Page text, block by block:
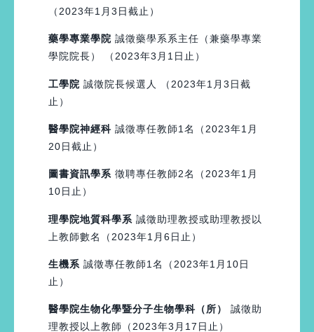
（2023年1月3日截止）
藥學專業學院 誠徵藥學系系主任（兼藥學專業
學院院長） （2023年3月1日止）
工學院 誠徵院長候選人 （2023年1月3日截
止）
醫學院神經科 誠徵專任教師1名（2023年1月
20日截止）
圖書資訊學系 徵聘專任教師2名（2023年1月
10日止）
理學院地質科學系 誠徵助理教授或助理教授以
上教師數名（2023年1月6日止）
生機系 誠徵專任教師1名（2023年1月10日
止）
醫學院生物化學暨分子生物學科（所）
誠徵助
理教授以上教師（2023年3月17日止）